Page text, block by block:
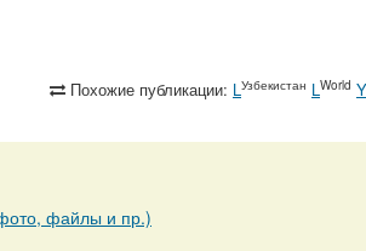
Похожие публикации: LУзбекистан LWorld Y
файлы и пр.)